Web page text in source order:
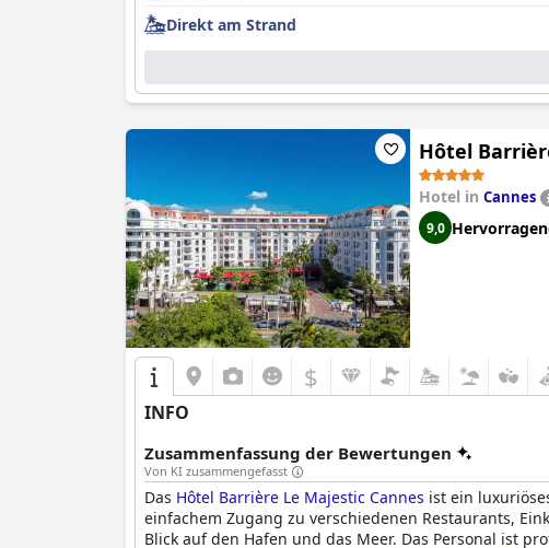
Direkt am Strand
Hôtel
Hotel in Cannes
9,0
$
INFO
Zusammenfassung der Bewertungen
Von KI zusammengefasst
Das Hôtel Barrière Le Majestic Cannes ist ein
einfachem Zugang zu verschiedenen Restaurants,
Blick auf den Hafen und das Meer. Das Personal ist